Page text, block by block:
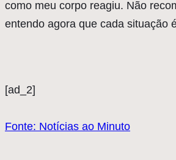
como meu corpo reagiu. Não
entendo agora que cada situação
[ad_2]
Fonte: Notícias ao Minuto